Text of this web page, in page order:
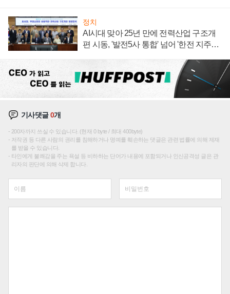
정치
AI시대 맞아 25년 만에 전력산업 구조개
편 시동, '발전5사 통합' 넘어 '한전 지주사'
기사댓글0개
200자까지 쓰실 수 있습니다. (현재 0 byte / 최대 400byte)
저작권 등 다른 사람의 권리를 침해하거나 명예를 훼손하는 댓글은 관련 법률에 의해 제재
를 받을 수 있습니다.
타인에게 불쾌감을 주는 욕설 등 비하하는 단어가 내용에 포함되거나 인신공격성 글은 관
리자의 판단에 의해 삭제 합니다.